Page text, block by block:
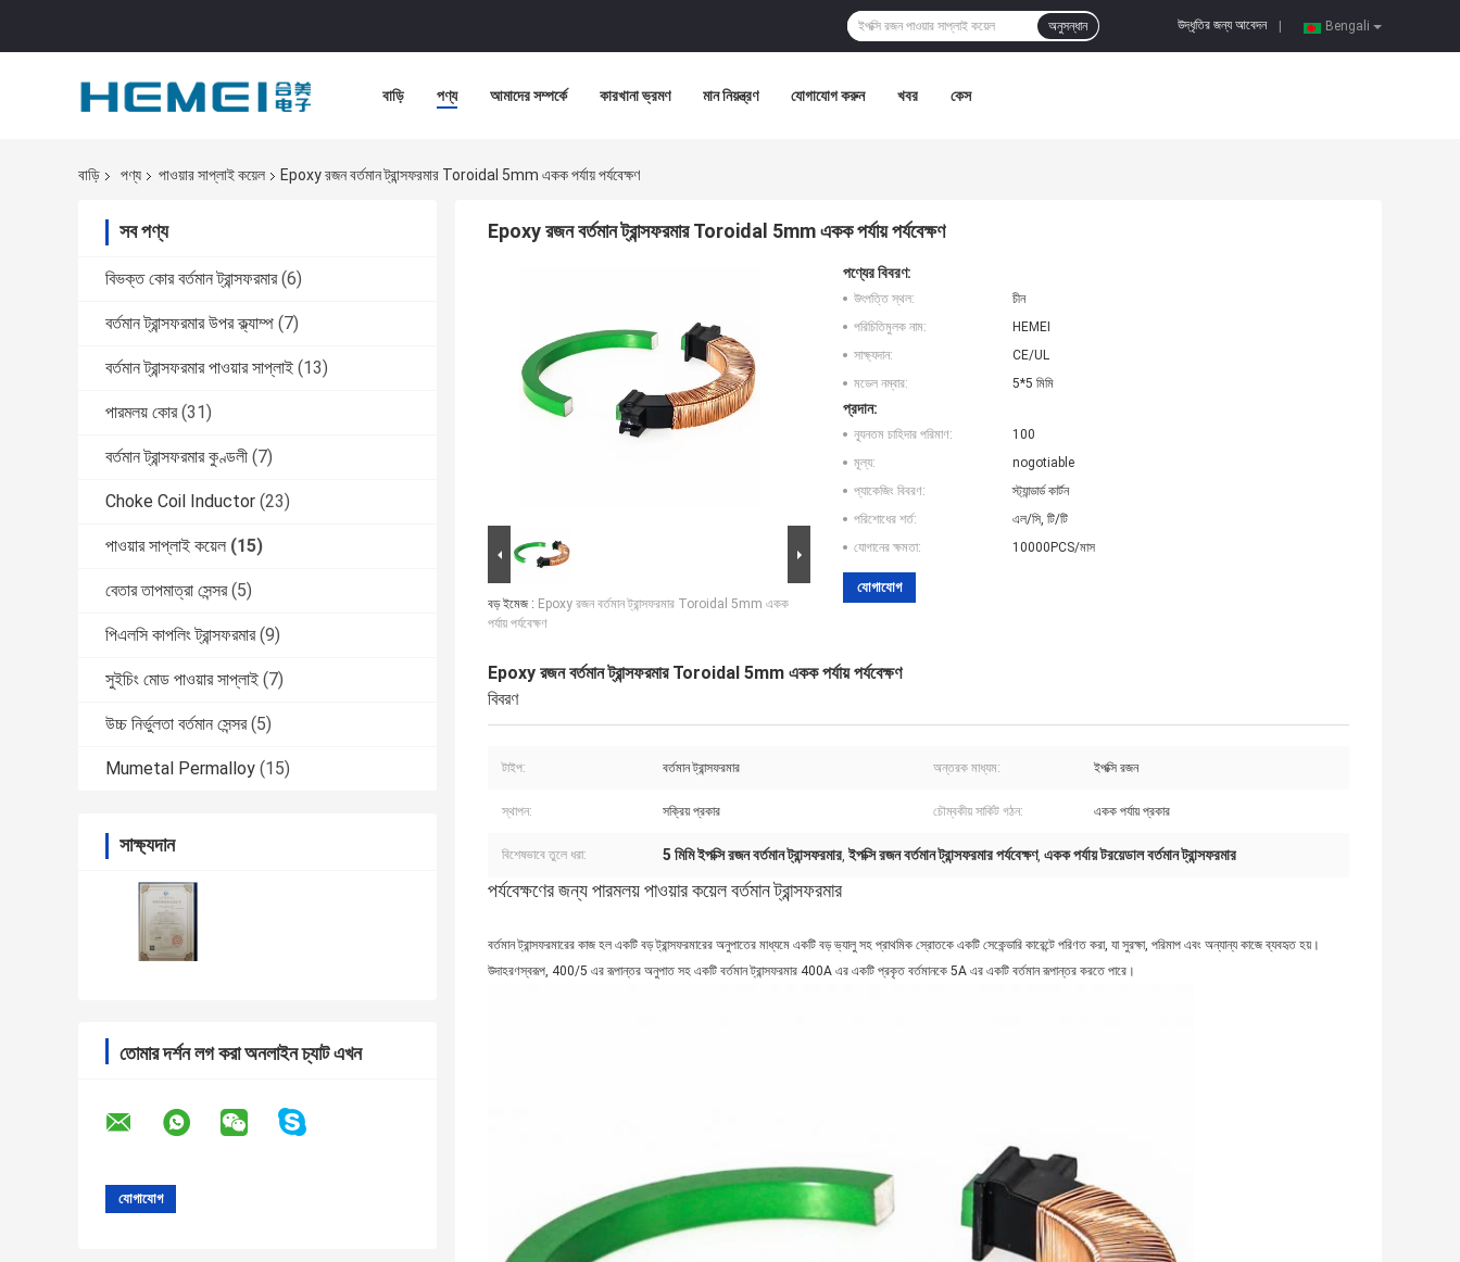
Bengali
উদ্ধৃতির জন্য আবেদন
অনুসন্ধান
বাড়ি পণ্য আমাদের সম্পর্কে কারখানা ভ্রমণ মান নিয়ন্ত্রণ যোগাযোগ করুন খবর কেস
বাড়ি পণ্য পাওয়ার সাপ্লাই কয়েল Epoxy রজন বর্তমান ট্রান্সফরমার Toroidal 5mm একক পর্যায় পর্যবেক্ষণ
সব পণ্য
বিভক্ত কোর বর্তমান ট্রান্সফরমার (6)
বর্তমান ট্রান্সফরমার উপর ক্ল্যাম্প (7)
বর্তমান ট্রান্সফরমার পাওয়ার সাপ্লাই (13)
পারমলয় কোর (31)
বর্তমান ট্রান্সফরমার কুণ্ডলী (7)
Choke Coil Inductor (23)
পাওয়ার সাপ্লাই কয়েল (15)
বেতার তাপমাত্রা সেন্সর (5)
পিএলসি কাপলিং ট্রান্সফরমার (9)
সুইচিং মোড পাওয়ার সাপ্লাই (7)
উচ্চ নির্ভুলতা বর্তমান সেন্সর (5)
Mumetal Permalloy (15)
সাক্ষ্যদান
তোমার দর্শন লগ করা অনলাইন চ্যাট এখন
Epoxy রজন বর্তমান ট্রান্সফরমার Toroidal 5mm একক পর্যায় পর্যবেক্ষণ
বড় ইমেজ : Epoxy রজন বর্তমান ট্রান্সফরমার Toroidal 5mm একক
পর্যায় পর্যবেক্ষণ
পণ্যের বিবরণ:
উৎপত্তি স্থল:
চীন
পরিচিতিমুলক নাম:
HEMEI
সাক্ষ্যদান:
CE/UL
মডেল নম্বার:
5*5 মিমি
প্রদান:
ন্যূনতম চাহিদার পরিমাণ:
100
মূল্য:
nogotiable
প্যাকেজিং বিবরণ:
স্ট্যান্ডার্ড কার্টন
পরিশোধের শর্ত:
এল/সি, টি/টি
যোগানের ক্ষমতা:
10000PCS/মাস
যোগাযোগ
Epoxy রজন বর্তমান ট্রান্সফরমার Toroidal 5mm একক পর্যায় পর্যবেক্ষণ
বিবরণ
টাইপ: বর্তমান ট্রান্সফরমার অন্তরক মাধ্যম: ইপক্সি রজন
স্থাপন: সক্রিয় প্রকার চৌম্বকীয় সার্কিট গঠন: একক পর্যায় প্রকার
বিশেষভাবে তুলে ধরা: 5 মিমি ইপক্সি রজন বর্তমান ট্রান্সফরমার, ইপক্সি রজন বর্তমান ট্রান্সফরমার পর্যবেক্ষণ, একক পর্যায় টরয়েডাল বর্তমান ট্রান্সফরমার
পর্যবেক্ষণের জন্য পারমলয় পাওয়ার কয়েল বর্তমান ট্রান্সফরমার
বর্তমান ট্রান্সফরমারের কাজ হল একটি বড় ট্রান্সফরমারের অনুপাতের মাধ্যমে একটি বড় ভ্যালু সহ প্রাথমিক স্রোতকে একটি সেকেন্ডারি কারেন্টে পরিণত করা, যা সুরক্ষা, পরিমাপ এবং অন্যান্য কাজে ব্যবহৃত হয়।
উদাহরণস্বরূপ, 400/5 এর রূপান্তর অনুপাত সহ একটি বর্তমান ট্রান্সফরমার 400A এর একটি প্রকৃত বর্তমানকে 5A এর একটি বর্তমান রূপান্তর করতে পারে।